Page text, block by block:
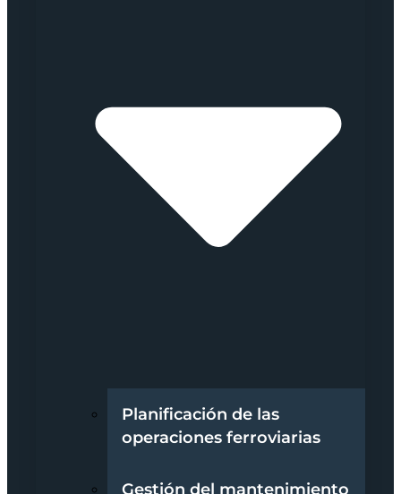
Planificación de las
operaciones ferroviarias
Gestión del mantenimiento